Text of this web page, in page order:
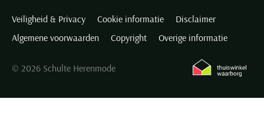
Veiligheid & Privacy Cookie informatie
Disclaimer
Algemene voorwaarden
Copyright Overige informatie
© 2026 Schulte Herenmode